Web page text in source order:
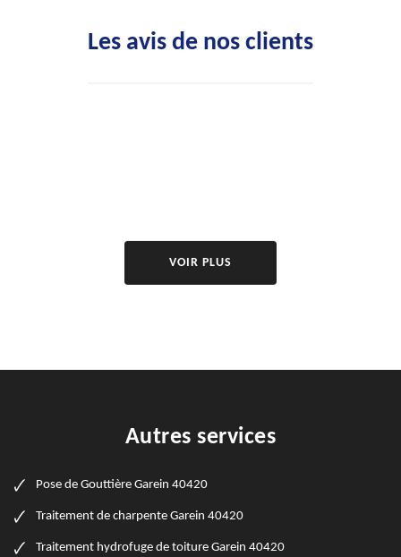
Les avis de nos clients
VOIR PLUS
Autres services
Pose de Gouttière Garein 40420
Traitement de charpente Garein 40420
Traitement hydrofuge de toiture Garein 40420